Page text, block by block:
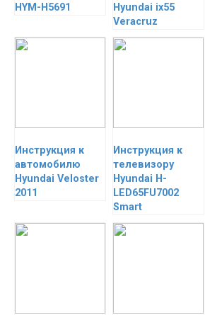
HYM-H5691
Hyundai ix55
Veracruz
Инструкция к
автомобилю
Hyundai Veloster
2011
Инструкция к
телевизору
Hyundai H-
LED65FU7002
Smart